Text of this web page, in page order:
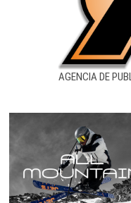
AGENCIA DE